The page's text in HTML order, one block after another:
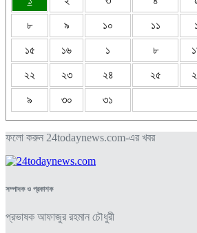
৮ ৯ ১০ ১১
১৫ ১৬ ১ ৮
২২ ২৩ ২৪ ২৫
৯ ৩০ ৩১
ফলো করুন 24todaynews.com-এর খবর
সম্পাদক ও প্রকাশক
প্রভাষক আফাজুর রহমান চৌধুরী